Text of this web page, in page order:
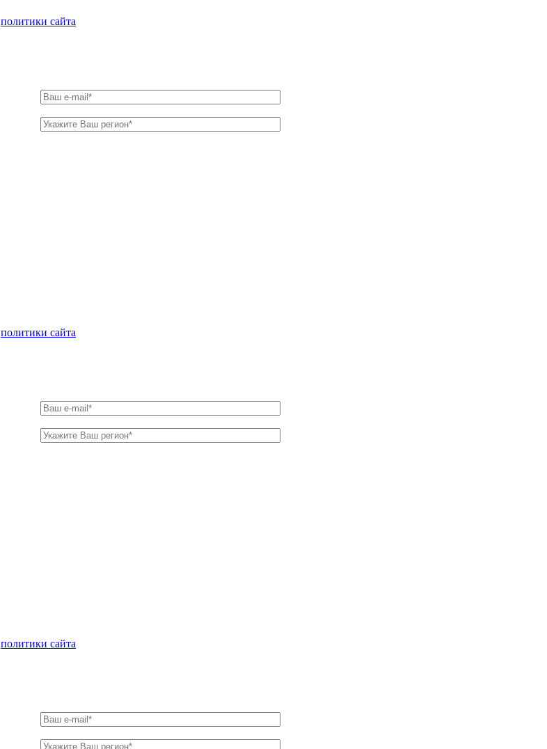
политики сайта
политики сайта
политики сайта